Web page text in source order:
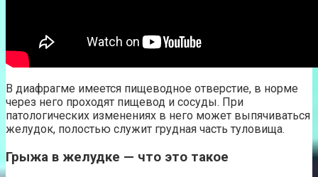
В диафрагме имеется пищеводное отверстие, в норме
через него проходят пищевод и сосуды. При
патологических изменениях в него может выпячиваться
желудок, полостью служит грудная часть туловища.
Грыжа в желудке — что это такое